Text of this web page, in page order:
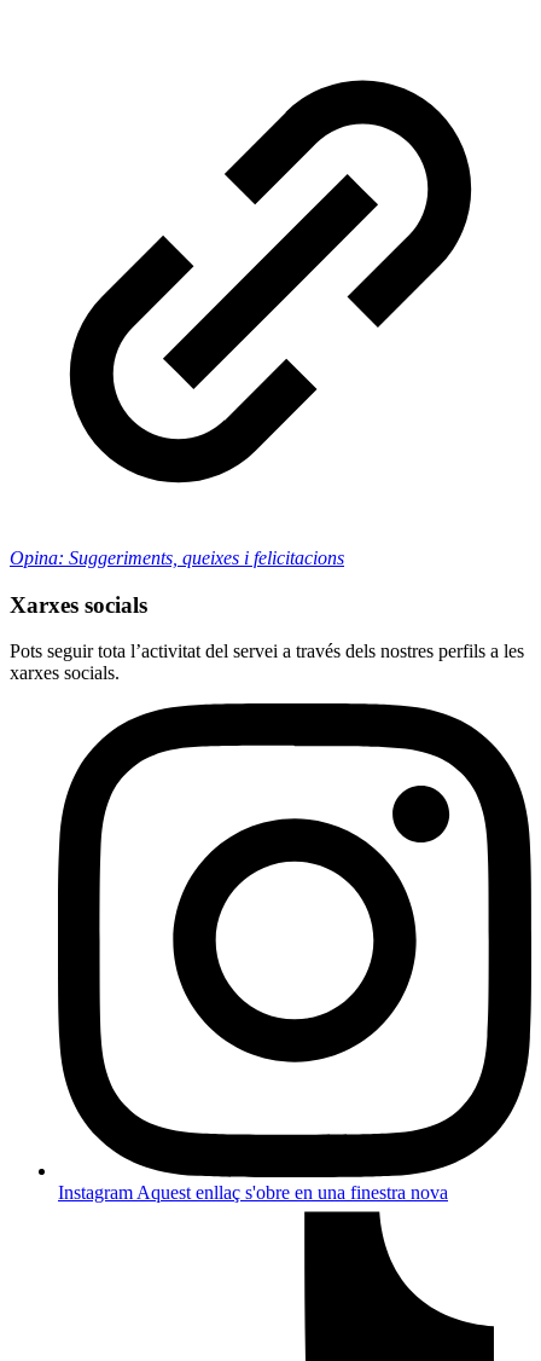
Opina: Suggeriments, queixes i felicitacions
Xarxes socials
Pots seguir tota l’activitat del servei a través dels nostres perfils a les
xarxes socials.
InstagramAquest enllaç s'obre en una finestra nova